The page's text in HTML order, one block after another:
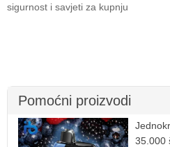
sigurnost i savjeti za kupnju
Pomoćni proizvodi
35.000